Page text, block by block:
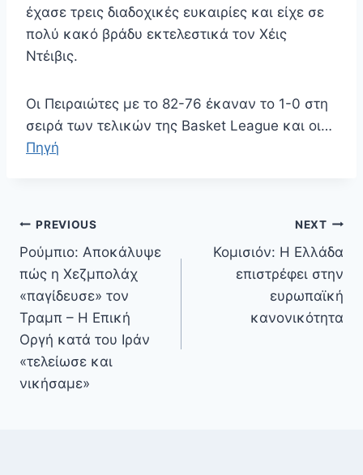
έχασε τρεις διαδοχικές ευκαιρίες και είχε σε
πολύ κακό βράδυ εκτελεστικά τον Χέις
Ντέιβις.
Οι Πειραιώτες με το 82-76 έκαναν το 1-0 στη
σειρά των τελικών της Basket League και οι…
Πηγή
Πλοήγηση
άρθρων
PREVIOUS
Ρούμπιο: Αποκάλυψε
πώς η Χεζμπολάχ
«παγίδευσε» τον
Τραμπ – Η Επική
Οργή κατά του Ιράν
«τελείωσε και
νικήσαμε»
NEXT
Κομισιόν: Η Ελλάδα
επιστρέφει στην
ευρωπαϊκή
κανονικότητα